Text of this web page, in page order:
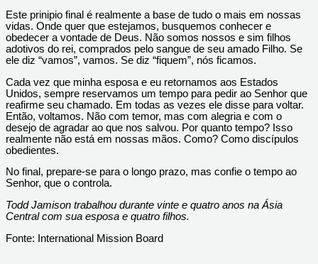
Este prinipio final é realmente a base de tudo o mais em nossas
vidas. Onde quer que estejamos, busquemos conhecer e
obedecer a vontade de Deus. Não somos nossos e sim filhos
adotivos do rei, comprados pelo sangue de seu amado Filho. Se
ele diz “vamos”, vamos. Se diz “fiquem”, nós ficamos.
Cada vez que minha esposa e eu retornamos aos Estados
Unidos, sempre reservamos um tempo para pedir ao Senhor que
reafirme seu chamado. Em todas as vezes ele disse para voltar.
Então, voltamos. Não com temor, mas com alegria e com o
desejo de agradar ao que nos salvou. Por quanto tempo? Isso
realmente não está em nossas mãos. Como? Como discípulos
obedientes.
No final, prepare-se para o longo prazo, mas confie o tempo ao
Senhor, que o controla.
Todd Jamison trabalhou durante vinte e quatro anos na Ásia
Central com sua esposa e quatro filhos.
Fonte: International Mission Board